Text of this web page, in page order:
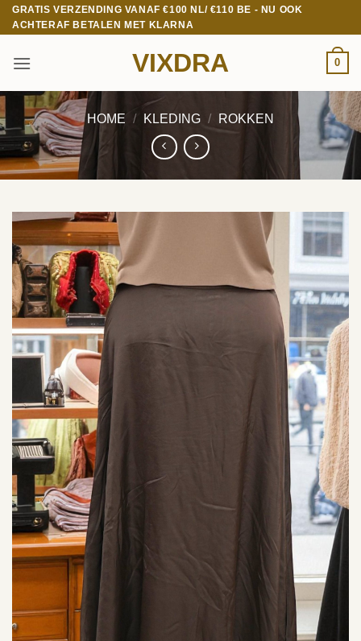
Ga
naar
GRATIS VERZENDING VANAF €100 NL/ €110 BE - NU OOK
ACHTERAF BETALEN MET KLARNA
VIXDRA 0
HOME / KLEDING / ROKKEN